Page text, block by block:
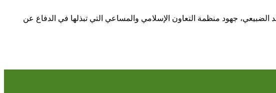
جهود منظمة التعاون الإسلامي والمساعي التي تبذلها في الدفاع عن